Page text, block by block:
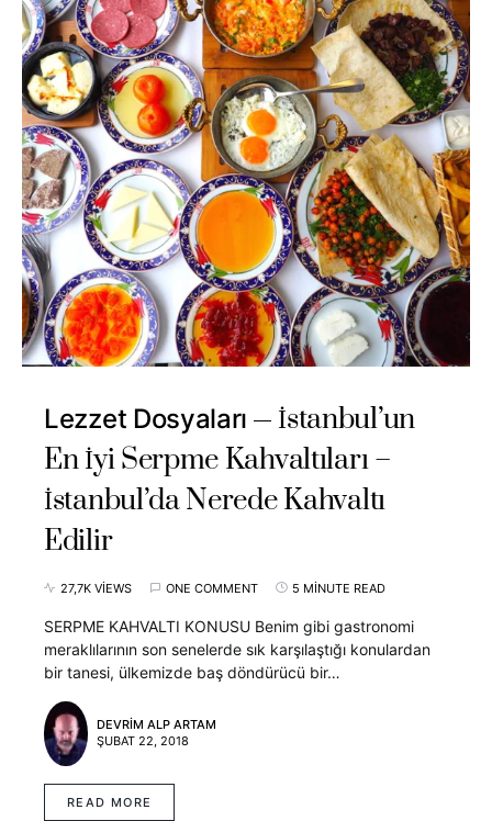
Lezzet Dosyaları
İstanbul’un
En İyi Serpme Kahvaltıları –
İstanbul’da Nerede Kahvaltı
Edilir
27,7K VIEWS ONE COMMENT 5 MINUTE READ
SERPME KAHVALTI KONUSU Benim gibi gastronomi
meraklılarının son senelerde sık karşılaştığı konulardan
bir tanesi, ülkemizde baş döndürücü bir…
DEVRIM ALP ARTAM
ŞUBAT 22, 2018
READ MORE